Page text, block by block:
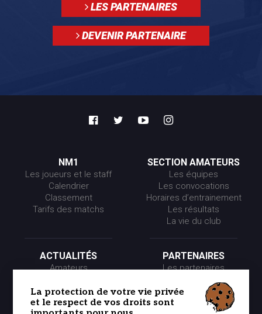
LES PARTENAIRES
DEVENIR PARTENAIRE
NM1
Les joueurs et le staff
Calendrier
Classement
Tarifs des matchs
SECTION AMATEURS
Les équipes
Les convocations
Horaires d’entrainement
Les résultats
La vie du club
ACTUALITÉS
Amateurs
Presse
Partenaires
PARTENAIRES
Les partenaires
Les offres partenaires
La protection de votre vie privée
et le respect de vos droits sont